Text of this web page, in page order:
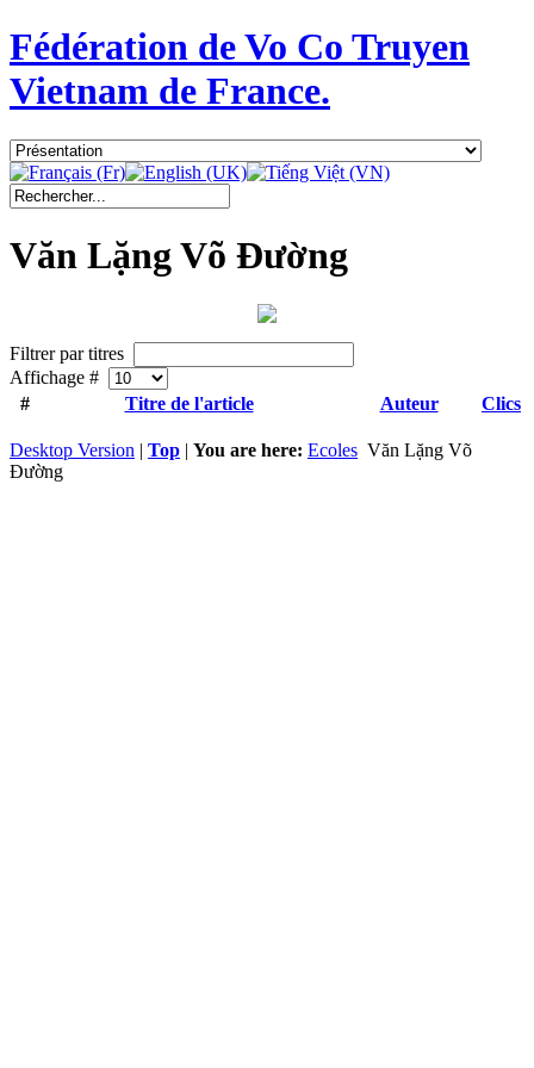
Fédération de Vo Co Truyen
Vietnam de France.
Văn Lặng Võ Đường
Filtrer par titres
Affichage #
#
Titre de l'article Auteur Clics
Desktop Version | Top | You are here: Ecoles Văn Lặng Võ
Đường